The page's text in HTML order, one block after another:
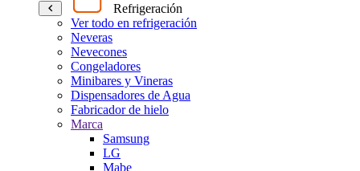
Refrigeración
Ver todo en refrigeración
Neveras
Nevecones
Congeladores
Minibares y Vineras
Dispensadores de Agua
Fabricador de hielo
Marca
Samsung
LG
Mabe